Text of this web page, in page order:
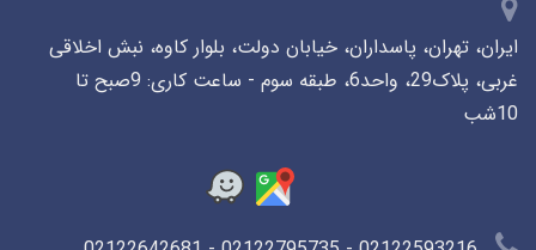
ایران، تهران، پاسداران، خیابان دولت، بلوار کاوه، نبش اخلاقی
غربی، پلاک29، واحد6، طبقه سوم - ساعت کاری: 9صبح تا
10شب